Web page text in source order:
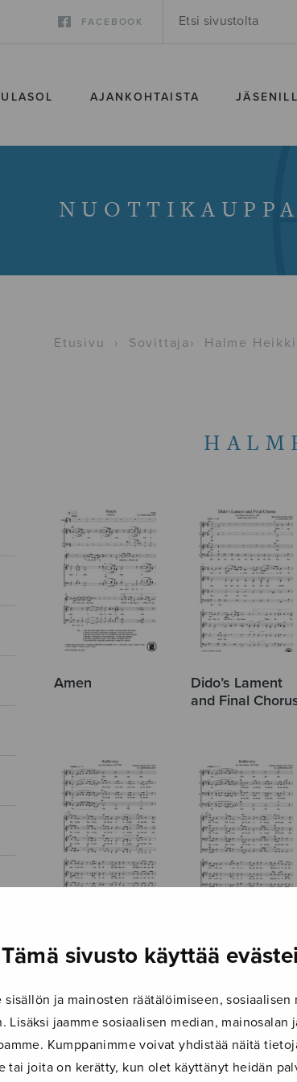
Tämä sivusto käyttää
sisällön ja mainosten räätälöimiseen,
Lisäksi jaamme sosiaalisen median,
Kumppanimme voivat yhdistää näitä
tai joita on kerätty, kun olet käyttänyt heidän
FACEBOOK
AJANKOHTAISTA
NUOTTIKAUPPA
Etusivu › Sovittaja › Halme Heikki
Amen
Dido’s Lament
and Final